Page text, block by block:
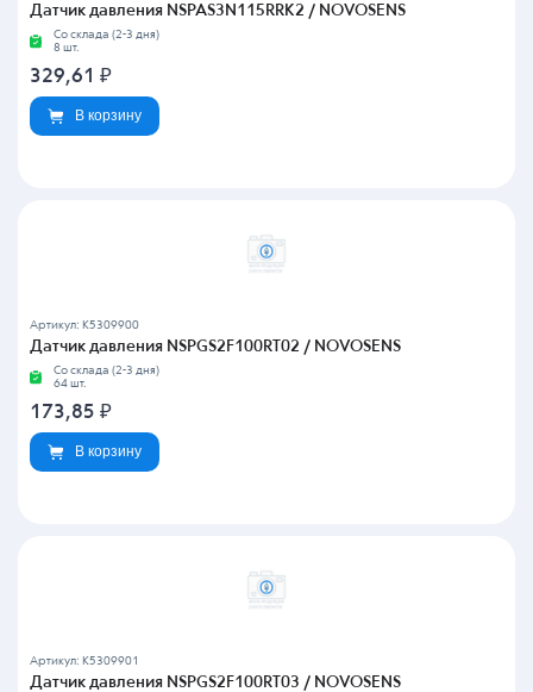
Датчик давления NSPAS3N115RRK2 / NOVOSENS
Со склада (2-3 дня)
8 шт.
329,61 ₽
В корзину
Артикул: K5309900
Датчик давления NSPGS2F100RT02 / NOVOSENS
Со склада (2-3 дня)
64 шт.
173,85 ₽
В корзину
Артикул: K5309901
Датчик давления NSPGS2F100RT03 / NOVOSENS